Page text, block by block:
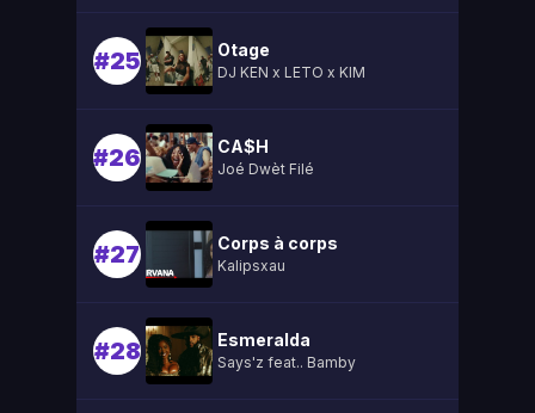
#25 Otage
DJ KEN x LETO x KIM
#26 CA$H
Joé Dwèt Filé
#27 Corps à corps
Kalipsxau
#28 Esmeralda
Says'z feat.. Bamby